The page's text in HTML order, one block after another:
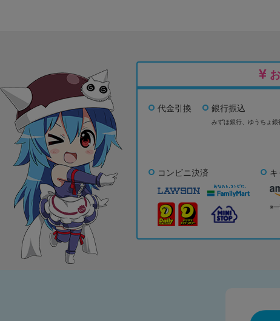
代金引換 銀行振込
みずほ銀行、 ゆうちょ銀
コンビニ決済
※一